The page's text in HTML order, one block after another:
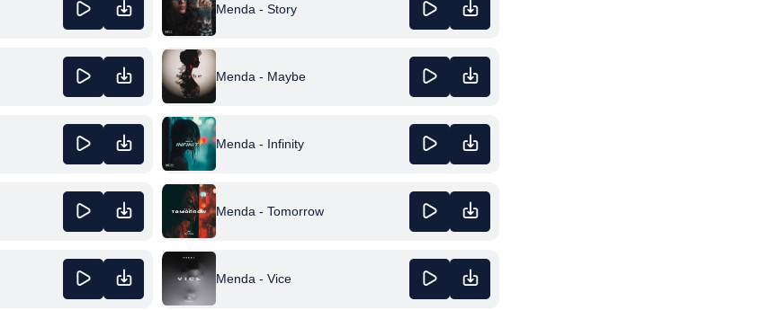
Menda - Story
Menda - Maybe
Menda - Infinity
Menda - Tomorrow
Menda - Vice